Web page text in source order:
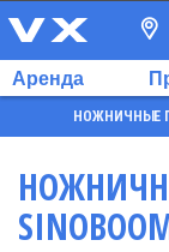
Аренда
НОЖНИЧНЫЕ